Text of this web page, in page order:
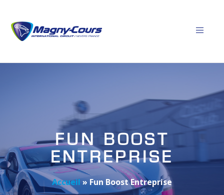
FUN BOOST
ENTREPRISE
Accueil»Fun Boost Entreprise